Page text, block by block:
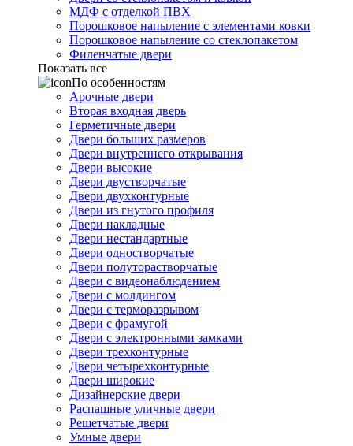
МДФ с отделкой ПВХ
Порошковое напыление с элементами ковки
Порошковое напыление со стеклопакетом
Филенчатые двери
Показать все
По особенностям
Арочные двери
Вторая входная дверь
Герметичные двери
Двери больших размеров
Двери внутреннего открывания
Двери высокие
Двери двустворчатые
Двери двухконтурные
Двери из гнутого профиля
Двери накладные
Двери нестандартные
Двери одностворчатые
Двери полуторастворчатые
Двери с видеонаблюдением
Двери с молдингом
Двери с терморазрывом
Двери с фрамугой
Двери с электронными замками
Двери трехконтурные
Двери четырехконтурные
Двери широкие
Дизайнерские двери
Распашные уличные двери
Решетчатые двери
Умные двери